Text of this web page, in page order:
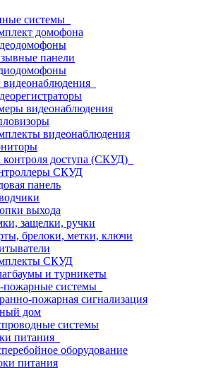
системы
домофона
панели
видеонаблюдения
видеонаблюдения
доступа (СКУД)
СКУД
панель
выхода
защелки, ручки
брелоки, метки, ключи
СКУД
и турникеты
пожарные системы
пожарная сигнализация
дом
системы
питания
оборудование
питания